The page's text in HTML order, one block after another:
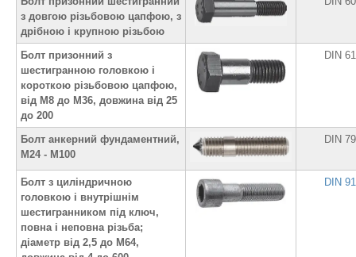
з довгою різьбовою цапфою, з
дрібною і крупною різьбою
Болт призонний з
шестигранною головкою і
короткою різьбовою цапфою,
від М8 до М36, довжина від 25
до 200
DIN
Болт анкерний фундаментний,
М24 - М100
DIN
Болт з циліндричною
головкою і внутрішнім
шестигранником під ключ,
повна і неповна різьба;
діаметр від 2,5 до М64,
DIN